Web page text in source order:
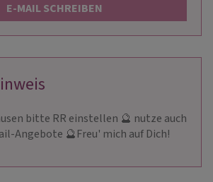
E-MAIL SCHREIBEN
bitte RR einstellen 🔮 nutze auch
Angebote 🔮Freu' mich auf Dich!